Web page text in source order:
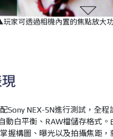
家可透過相機內置的焦點放大
Sony NEX-5N進行測試，全
動白平衡、RAW檔儲存格式
握構圖、曝光以及拍攝焦距